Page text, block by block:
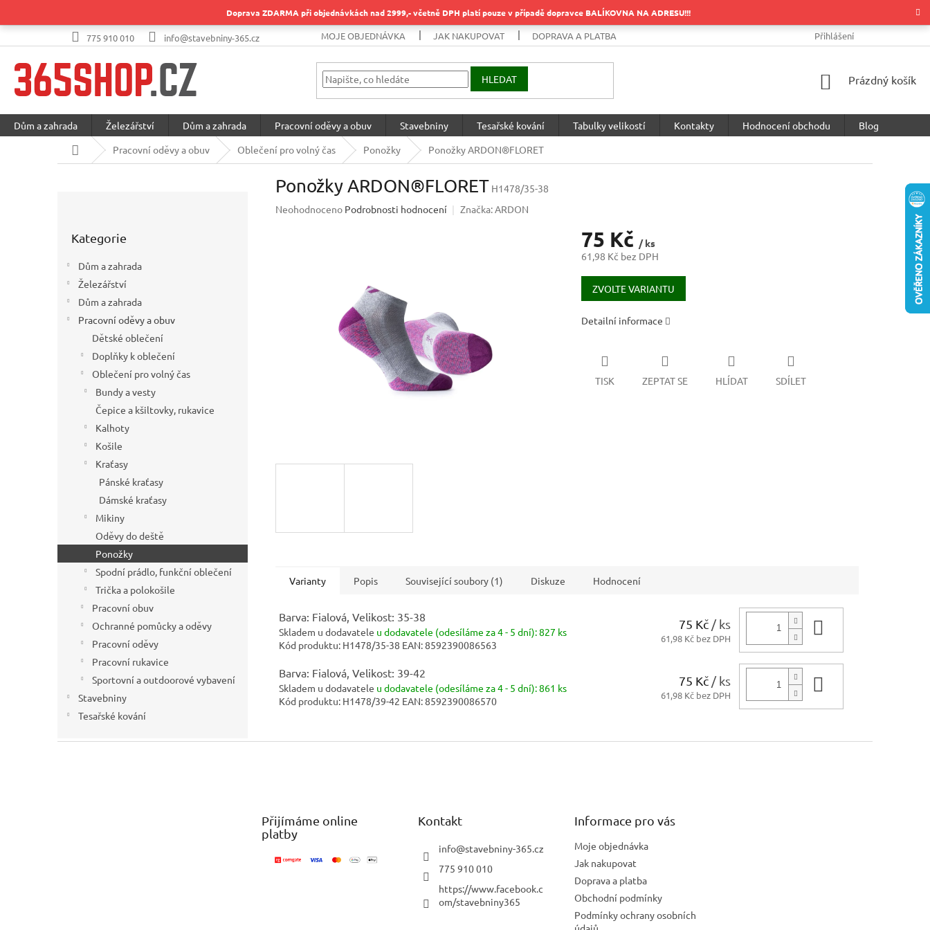
Doprava ZDARMA při objednávkách nad 2999,- včetně DPH platí pouze v případě dopravce BALÍKOVNA NA ADRESU!!!
775 910 010 info@stavebniny-365.cz MOJE OBJEDNÁVKA JAK NAKUPOVAT DOPRAVA A PLATBA PODMÍNKY OCHRANY OSOBNÍCH
Přihlášení
HLEDAT
NÁKUPNÍ
Prázdný košík
Dům a zahrada Železářství Dům a zahrada Pracovní oděvy a obuv Stavebniny Tesařské kování Tabulky velikostí Kontakty Hodnocení obchodu
Blog
Domů
Pracovní oděvy a obuv Oblečení pro volný čas Ponožky Ponožky ARDON®FLORET
kategorie
Kategorie
Dům a zahrada
Železářství
Dům a zahrada
Pracovní oděvy a obuv
Dětské oblečení
Doplňky k oblečení
Oblečení pro volný čas
Bundy a vesty
Čepice a kšiltovky, rukavice
Kalhoty
Košile
Kraťasy
Pánské kraťasy
Dámské kraťasy
Mikiny
Oděvy do deště
Ponožky
Spodní prádlo, funkční oblečení
Trička a polokošile
Pracovní obuv
Ochranné pomůcky a oděvy
Pracovní oděvy
Pracovní rukavice
Sportovní a outdoorové vybavení
Stavebniny
Tesařské kování
Ponožky ARDON®FLORET H1478/35-38
Průměrné
Neohodnoceno Podrobnosti hodnocení Značka:ARDON
75 Kč / ks
61,98 Kč bez DPH
Měrná
cena:
ZVOLTE VARIANTU
Detailní informace
TISK ZEPTAT SE HLÍDAT SDÍLET
Varianty Popis Související soubory (1) Diskuze Hodnocení
Barva: Fialová, Velikost: 35-38
Skladem u dodavatele u dodavatele (odesíláme za 4 - 5 dní):827 ks
Kód produktu: H1478/35-38 EAN:8592390086563
75 Kč / ks
61,98 Kč bez DPH
Barva: Fialová, Velikost: 39-42
Skladem u dodavatele u dodavatele (odesíláme za 4 - 5 dní):861 ks
Kód produktu: H1478/39-42 EAN:8592390086570
75 Kč / ks
61,98 Kč bez DPH
Přijímáme online
platby
Kontakt
info@stavebniny-365.cz
775 910 010
https://www.facebook.c
om/stavebniny365
Informace pro vás
Moje objednávka
Jak nakupovat
Doprava a platba
Obchodní podmínky
Podmínky ochrany osobních